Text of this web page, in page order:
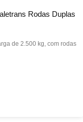
Rodas Duplas
de 2.500 kg, com rodas